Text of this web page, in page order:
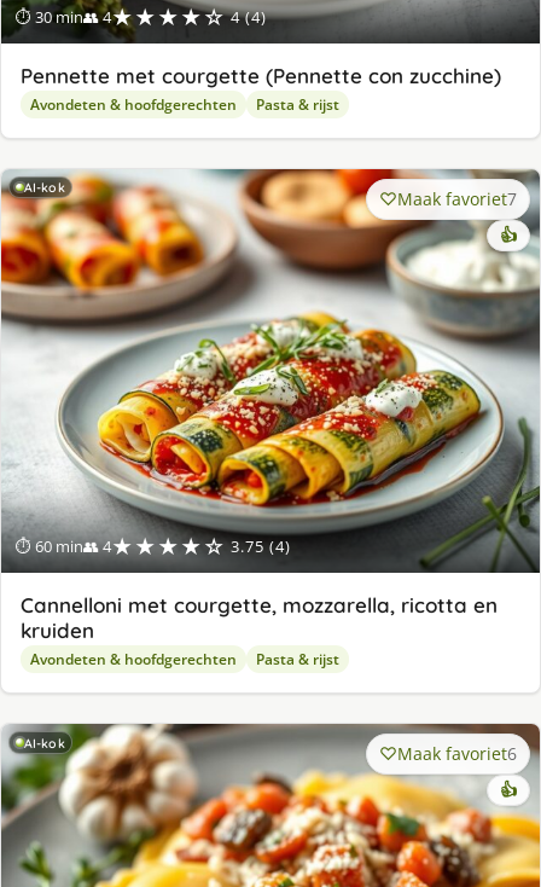
⏱ 30 min👥 4★★★★☆ 4 (4)
Pennette met courgette (Pennette con zucchine)
Avondeten & hoofdgerechten Pasta & rijst
AI-kok
⏱ 60 min👥 4★★★★☆ 3.75 (4)
Maak favoriet7
👍
Cannelloni met courgette, mozzarella, ricotta en
kruiden
Avondeten & hoofdgerechten Pasta & rijst
AI-kok Maak favoriet6
👍